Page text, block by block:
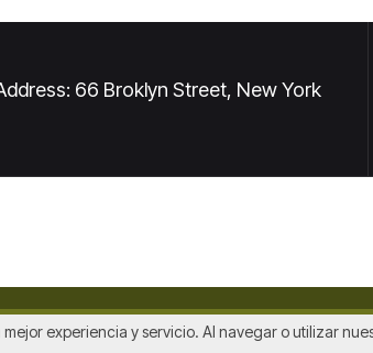
66 Broklyn Street, New York
|Política de Cookies
experiencia y servicio. Al navegar o utilizar